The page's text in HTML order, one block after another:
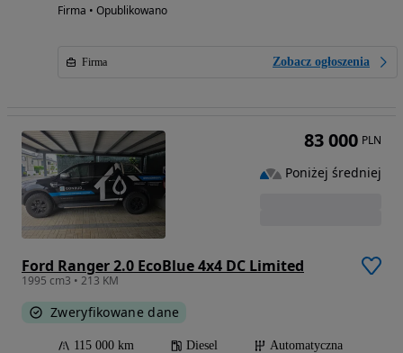
Firma • Opublikowano
Firma Zobacz ogłoszenia
Ford Ranger 2.0 EcoBlue 4x4 DC Limited
1995 cm3 • 213 KM
Zweryfikowane dane
115 000 km Diesel
Automatyczna
83 000 PLN
Poniżej średniej